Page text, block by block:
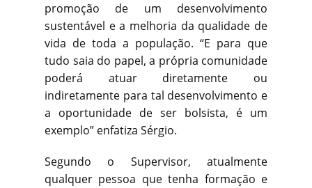
promoção de um desenvolvimento
sustentável e a melhoria da qualidade de
vida de toda a população. “E para que
tudo saia do papel, a própria comunidade
poderá atuar diretamente ou
indiretamente para tal desenvolvimento e
a oportunidade de ser bolsista, é um
exemplo” enfatiza Sérgio.
Segundo o Supervisor, atualmente
qualquer pessoa que tenha formação e